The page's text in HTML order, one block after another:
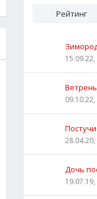
Рейтинг
Дочь